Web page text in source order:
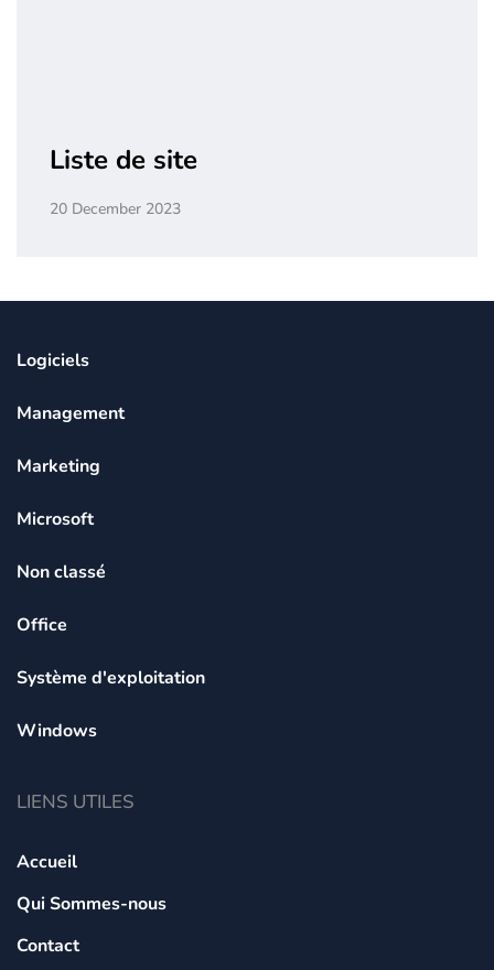
Liste de site
20 December 2023
Logiciels
Management
Marketing
Microsoft
Non classé
Office
Système d'exploitation
Windows
LIENS UTILES
Accueil
Qui Sommes-nous
Contact